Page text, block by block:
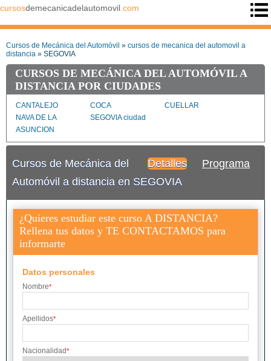
cursosdemecanicadelautomovil .com
Cursos de Mecánica del Automóvil » cursos de mecanica del automovil a
distancia » SEGOVIA
CURSOS DE MECÁNICA DEL AUTOMÓVIL A
DISTANCIA POR CIUDADES
CANTALEJO COCA
CUELLAR
NAVA DE LA
ASUNCION
SEGOVIA ciudad
Detalles Programa
Cursos de Mecánica del
Automóvil a distancia en SEGOVIA
¿Quieres estudiar este curso A DISTANCIA?
Rellena tus datos y TE CONTACTAMOS para
informarte
Datos personales
Nombre*
Apellidos*
Nacionalidad*